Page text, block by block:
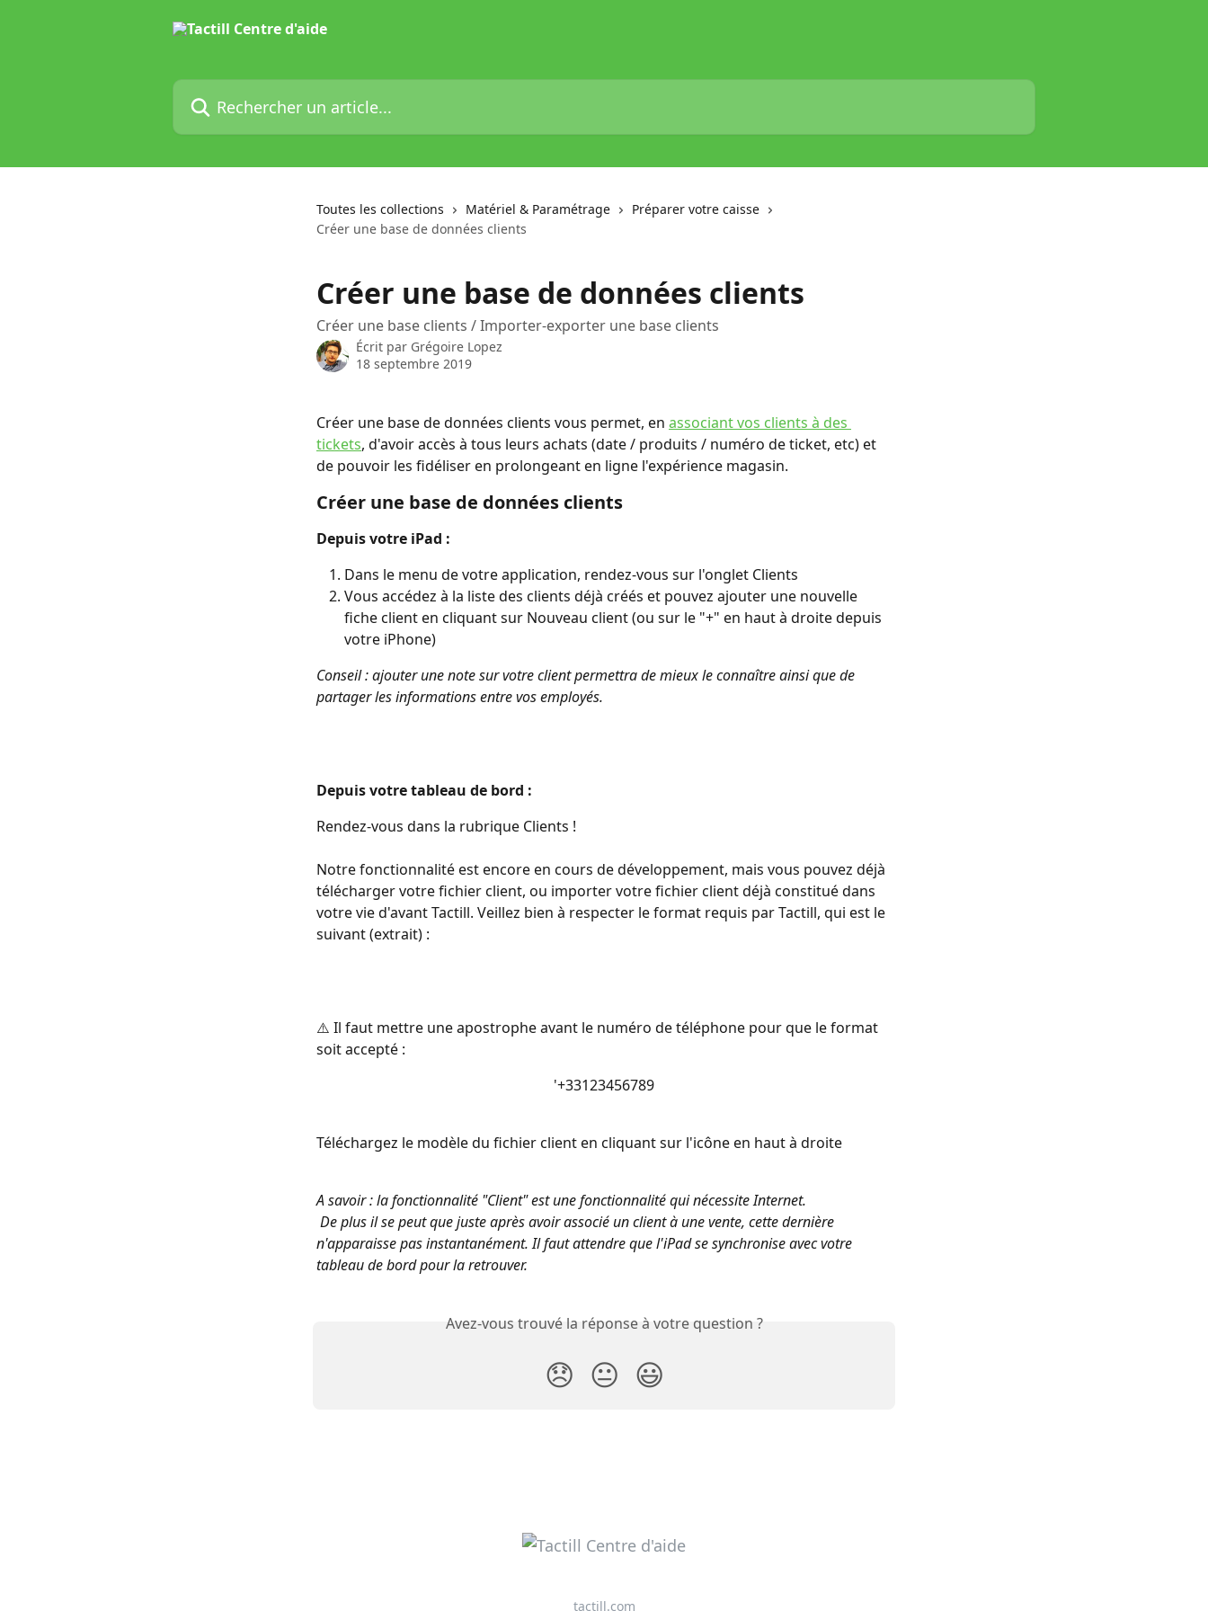
Rechercher un article...
Toutes les collections Matériel & Paramétrage
Préparer votre caisse
Créer une base de données clients
Créer une base de données clients
Créer une base clients / Importer-exporter une base clients
Écrit par Grégoire Lopez
18 septembre 2019
Créer une base de données clients vous permet, en associant vos clients à des
tickets, d'avoir accès à tous leurs achats (date / produits / numéro de ticket, etc) et
de pouvoir les fidéliser en prolongeant en ligne l'expérience magasin.
Créer une base de données clients
Depuis votre iPad :
Dans le menu de votre application, rendez-vous sur l'onglet Clients
Vous accédez à la liste des clients déjà créés et pouvez ajouter une nouvelle
fiche client en cliquant sur Nouveau client (ou sur le "+" en haut à droite depuis
votre iPhone)
Conseil : ajouter une note sur votre client permettra de mieux le connaître ainsi que de
partager les informations entre vos employés.
Depuis votre tableau de bord :
Rendez-vous dans la rubrique Clients !
Notre fonctionnalité est encore en cours de développement, mais vous pouvez déjà
télécharger votre fichier client, ou importer votre fichier client déjà constitué dans
votre vie d'avant Tactill. Veillez bien à respecter le format requis par Tactill, qui est le
suivant (extrait) :
⚠️ Il faut mettre une apostrophe avant le numéro de téléphone pour que le format
soit accepté :
'+33123456789
Téléchargez le modèle du fichier client en cliquant sur l'icône en haut à droite
A savoir : la fonctionnalité "Client" est une fonctionnalité qui nécessite Internet.
De plus il se peut que juste après avoir associé un client à une vente, cette dernière
n'apparaisse pas instantanément. Il faut attendre que l'iPad se synchronise avec votre
tableau de bord pour la retrouver.
Avez-vous trouvé la réponse à votre question ?
😞 😐 😃
tactill.com